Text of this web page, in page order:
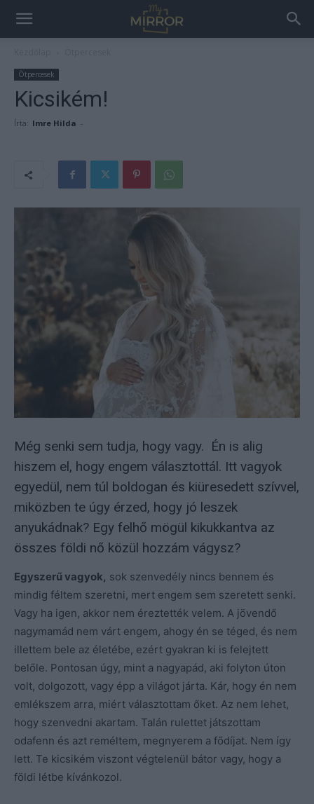
Ötpercesek
Kicsikém!
Írta: Imre Hilda -
Még senki sem tudja, hogy vagy. Én is alig
hiszem el, hogy engem választottál. Itt vagyok
egyedül, nem túl boldogan és kiüresedett szívvel,
miközben te úgy érzed, hogy jó leszek
anyukádnak? Egy felhő mögül kikukkantva az
összes földi nő közül hozzám vágysz?
Egyszerű vagyok, sok szenvedély nincs bennem és
mindig féltem szeretni, mert engem sem szeretett senki.
Vagy ha igen, akkor nem éreztették velem. A jövendő
nagymamád nem várt engem, ahogy én se téged, és nem
illettem bele az életébe, ezért gyakran ki is felejtett
belőle. Pontosan úgy, mint a nagyapád, aki folyton úton
volt, dolgozott, vagy épp a világot járta. Kár, hogy én nem
emlékszem arra, miért választottam őket. Az nem lehet,
hogy szenvedni akartam. Talán rulettet játszottam
odafenn és azt reméltem, megnyerem a fődíjat. Nem így
lett. Te kicsikém viszont végtelenül bátor vagy, hogy a
földi létbe kívánkozol.